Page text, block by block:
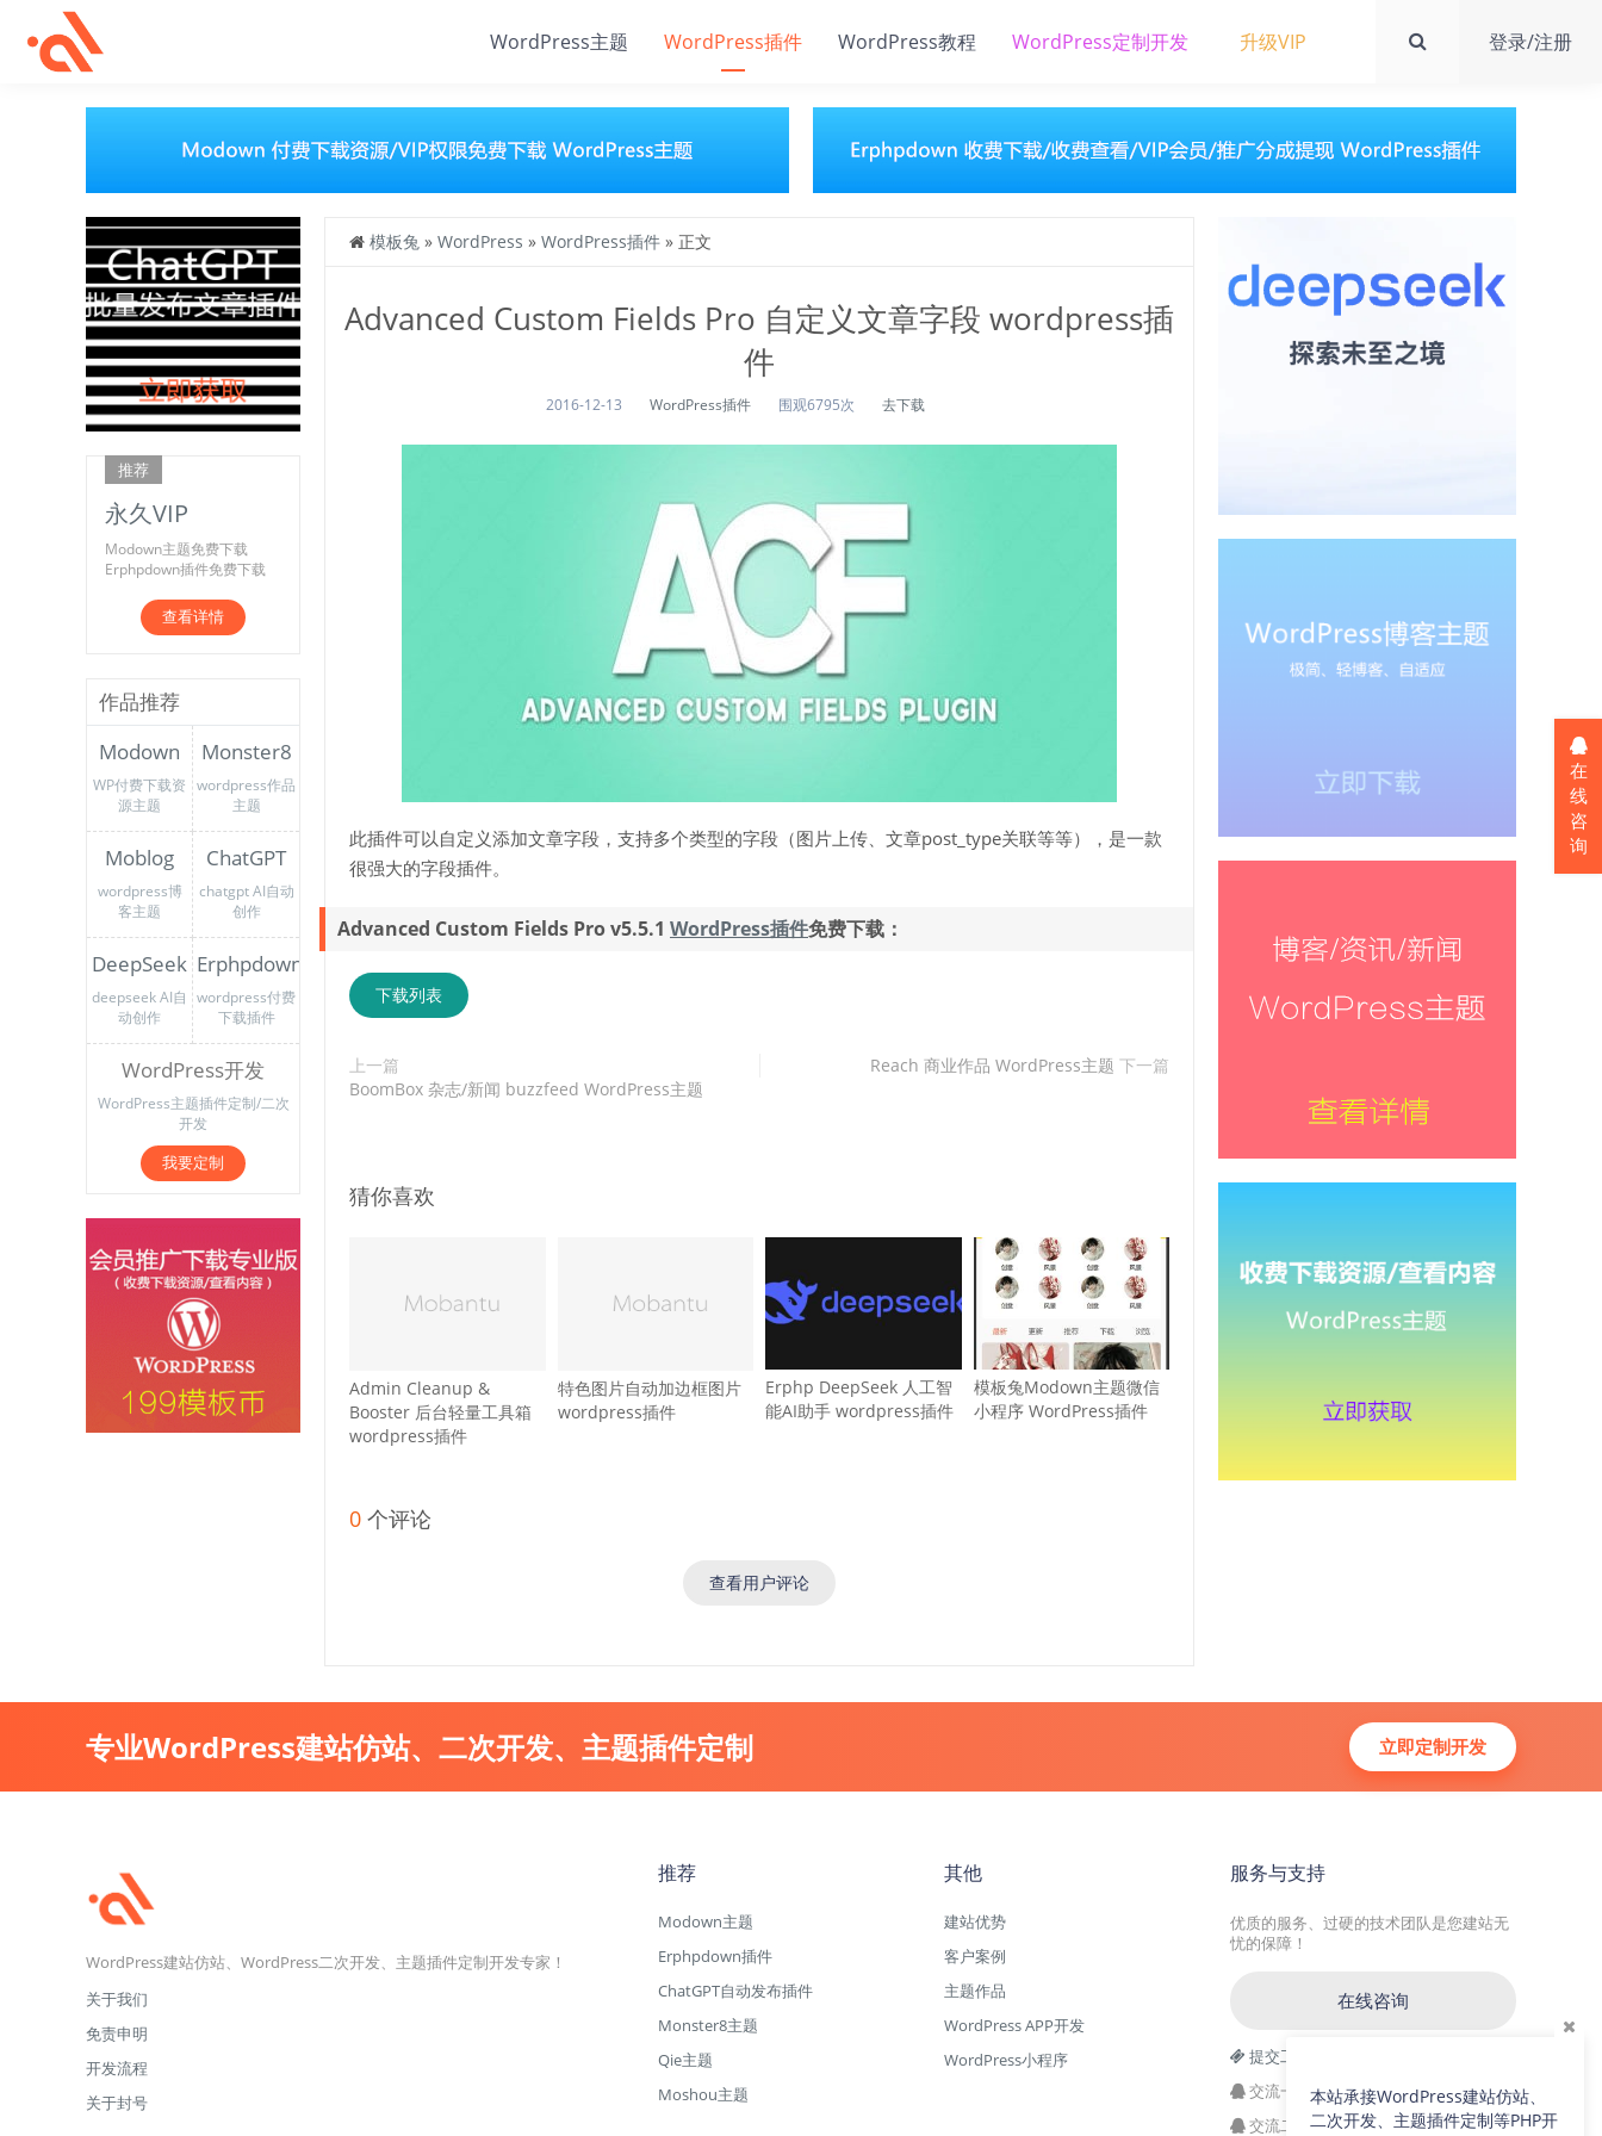
WordPress主题 WordPress插件 WordPress教程 WordPress定制开发 升级VIP 登录/注册
模板兔 » WordPress » WordPress插件 » 正文
Advanced Custom Fields Pro 自定义文章字段 wordpress插
件
2016-12-13 WordPress插件 围观6795次 去下载
此插件可以自定义添加文章字段，支持多个类型的字段（图片上传、文章post_type关联等等），是一款
很强大的字段插件。
Advanced Custom Fields Pro v5.5.1 WordPress插件免费下载：
下载列表
上一篇
BoomBox 杂志/新闻 buzzfeed WordPress主题
Reach 商业作品 WordPress主题 下一篇
猜你喜欢
Admin Cleanup &
Booster 后台轻量工具箱
wordpress插件
特色图片自动加边框图片
wordpress插件
Erphp DeepSeek 人工智
能AI助手 wordpress插件
模板兔Modown主题微信
小程序 WordPress插件
0 个评论
查看用户评论
推荐
永久VIP
Modown主题免费下载
Erphpdown插件免费下载
查看详情
作品推荐
Modown
WP付费下载资
源主题
Monster8
wordpress作品
主题
Moblog
wordpress博
客主题
ChatGPT
chatgpt AI自动
创作
DeepSeek
deepseek AI自
动创作
Erphpdown
wordpress付费
下载插件
WordPress开发
WordPress主题插件定制/二次
开发
我要定制
专业WordPress建站仿站、二次开发、主题插件定制 立即定制开发
WordPress建站仿站、WordPress二次开发、主题插件定制开发专家！
关于我们
免责申明
开发流程
关于封号
推荐
Modown主题
Erphpdown插件
ChatGPT自动发布插件
Monster8主题
Qie主题
Moshou主题
其他
建站优势
客户案例
主题作品
WordPress APP开发
WordPress小程序
服务与支持
优质的服务、过硬的技术团队是您建站无
忧的保障！
在线咨询
提交工单
交流一群：104228692(满)
交流二群：64786792
在
线
咨
询
本站承接WordPress建站仿站、
二次开发、主题插件定制等PHP开